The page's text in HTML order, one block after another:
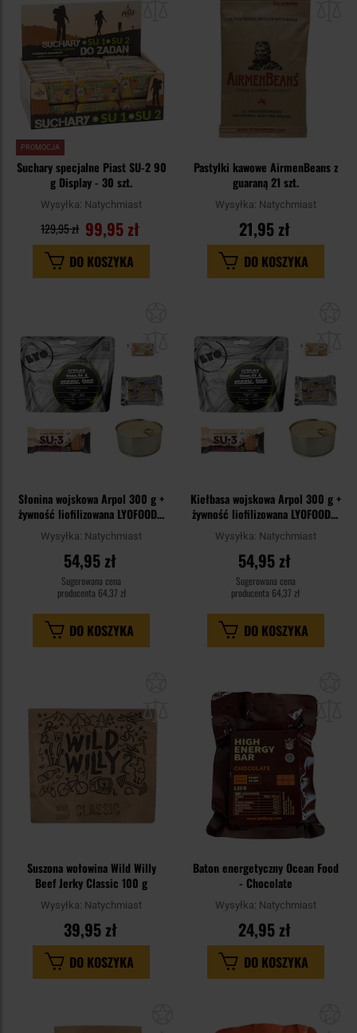
PROMOCJA
Suchary specjalne Piast SU-2 90
g Display - 30 szt.
Wysyłka: Natychmiast
99,95 zł
129,95 zł
DO KOSZYKA
Pastylki kawowe AirmenBeans z
guaraną 21 szt.
Wysyłka: Natychmiast
21,95 zł
DO KOSZYKA
schowka
Słonina wojskowa Arpol 300 g +
żywność liofilizowana LYOFOOD +
suchary Piast + baton - zestaw
Wysyłka: Natychmiast
54,95 zł
Sugerowana cena
producenta 64,37 zł
DO KOSZYKA
Kiełbasa wojskowa Arpol 300 g +
żywność liofilizowana LYOFOOD +
suchary Piast + baton - zestaw
Wysyłka: Natychmiast
54,95 zł
Sugerowana cena
producenta 64,37 zł
DO KOSZYKA
schowka
Suszona wołowina Wild Willy
Beef Jerky Classic 100 g
Wysyłka: Natychmiast
39,95 zł
DO KOSZYKA
Baton energetyczny Ocean Food
- Chocolate
Wysyłka: Natychmiast
24,95 zł
DO KOSZYKA